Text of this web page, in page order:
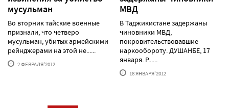
мусульман
Во вторник тайские военные
признали, что четверо
мусульман, убитых армейскими
рейнджерами на этой не......
2 ФЕВРАЛЯ'2012
МВД
В Таджикистане задержаны
чиновники МВД,
покровительствовавшие
наркообороту. ДУШАНБЕ, 17
января. Р......
18 ЯНВАРЯ'2012